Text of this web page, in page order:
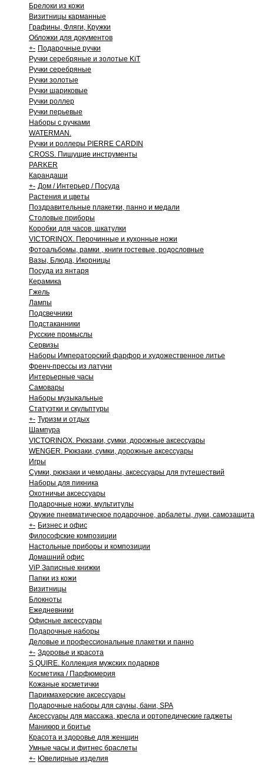
Брелоки из кожи
Визитницы карманные
Графины, Фляги, Кружки
Обложки для документов
+- Подарочные ручки
Ручки серебряные и золотые KiT
Ручки серебряные
Ручки золотые
Ручки шариковые
Ручки роллер
Ручки перьевые
Наборы с ручками
WATERMAN.
Ручки и роллеры PIERRE CARDIN
CROSS. Пишущие инструменты
PARKER
Карандаши
+- Дом / Интерьер / Посуда
Растения и цветы
Поздравительные плакетки, панно и медали
Столовые приборы
Коробки для часов, шкатулки
VICTORINOX. Перочинные и кухонные ножи
Фотоальбомы, рамки , книги гостевые, родословные
Вазы, Блюда, Икорницы
Посуда из янтаря
Керамика
Гжель
Лампы
Подсвечники
Подстаканники
Русские промыслы
Сервизы
Наборы Императорский фарфор и художественное литье
Френч-прессы из латуни
Интерьерные часы
Самовары
Наборы музыкальные
Статуэтки и скульптуры
+- Туризм и отдых
Шампура
VICTORINOX. Рюкзаки, сумки, дорожные аксессуары
WENGER. Рюкзаки, сумки, дорожные аксессуары
Игры
Сумки, рюкзаки и чемоданы, аксессуары для путешествий
Наборы для пикника
Охотничьи аксессуары
Подарочные ножи, мультитулы
Оружие пневматическое подарочное, арбалеты, луки, самозащита
+- Бизнес и офис
Философские композиции
Настольные приборы и композиции
Домашний офис
ViP Записные книжки
Папки из кожи
Визитницы
Блокноты
Ежедневники
Офисные аксессуары
Подарочные наборы
Деловые и профессиональные плакетки и панно
+- Здоровье и красота
S QUIRE. Коллекция мужских подарков
Косметика / Парфюмерия
Кожаные косметички
Парикмахерские аксессуары
Подарочные наборы для сауны, бани, SPA
Аксессуары для массажа, кресла и ортопедические гаджеты
Маникюр и бритье
Красота и здоровье для женщин
Умные часы и фитнес браслеты
+- Ювелирные изделия